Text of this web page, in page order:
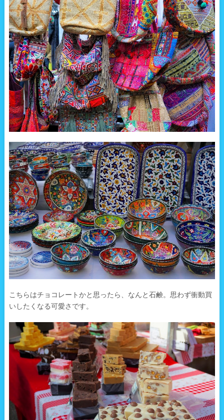
こちらはチョコレートかと思ったら、なんと石鹸。思わず衝動買
いしたくなる可愛さです。